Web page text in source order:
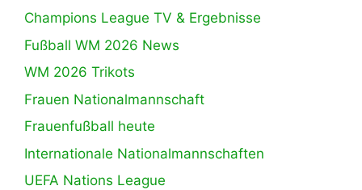
Champions League TV & Ergebnisse
Fußball WM 2026 News
WM 2026 Trikots
Frauen Nationalmannschaft
Frauenfußball heute
Internationale Nationalmannschaften
UEFA Nations League